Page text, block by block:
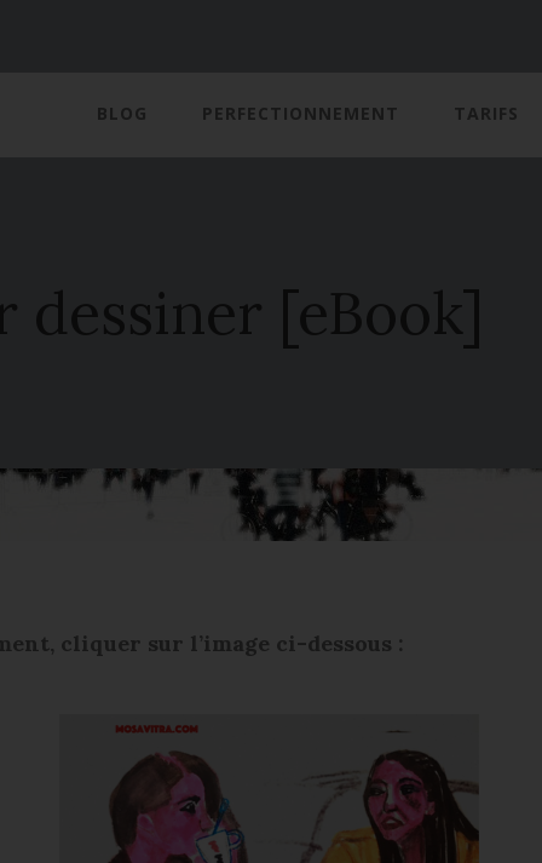
BLOG PERFECTIONNEMENT TARIFS
dessiner [eBook]
cliquer sur l’image ci-dessous :